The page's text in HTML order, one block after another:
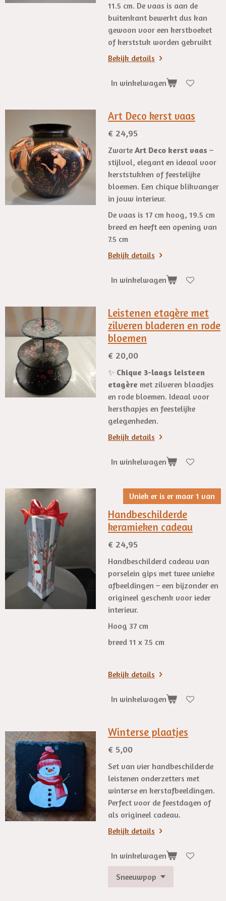
11.5 cm. De vaas is aan de
buitenkant bewerkt dus kan
gewoon voor een kerstboeket
of kerststuk worden gebruikt
Bekijk details
In winkelwagen
Art Deco kerst vaas
€ 24,95
Zwarte Art Deco kerst vaas –
stijlvol, elegant en ideaal voor
kerststukken of feestelijke
bloemen. Een chique blikvanger
in jouw interieur.
De vaas is 17 cm hoog, 19.5 cm
breed en heeft een opening van
7.5 cm
Bekijk details
In winkelwagen
Leistenen etagère met
zilveren bladeren en rode
bloemen
€ 20,00
✨ Chique 3-laags leisteen
etagère met zilveren blaadjes
en rode bloemen. Ideaal voor
kersthapjes en feestelijke
gelegenheden.
Bekijk details
In winkelwagen
Uniek er is er maar 1 van
Handbeschilderde
keramieken cadeau
€ 24,95
Handbeschilderd cadeau van
porselein gips met twee unieke
afbeeldingen – een bijzonder en
origineel geschenk voor ieder
interieur.
Hoog 37 cm
breed 11 x 7.5 cm
Bekijk details
In winkelwagen
Winterse plaatjes
€ 5,00
Set van vier handbeschilderde
leistenen onderzetters met
winterse en kerstafbeeldingen.
Perfect voor de feestdagen of
als origineel cadeau.
Bekijk details
In winkelwagen